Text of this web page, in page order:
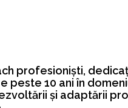
profesioniști,
10 ani în
și adaptării